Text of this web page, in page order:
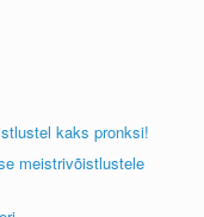
kaks pronksi!
meistrivõistlustele